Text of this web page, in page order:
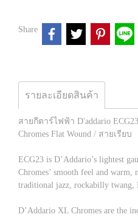
Share
รายละเอียดสินค้า
สายกีตาร์ไฟฟ้า D'addario
Chromes Flat Wound / สายเรียบ
ECG23 is D’Addario’s lightest
Chromes’ smooth feel and
traditional jazz, rockabilly twang,
D’Addario XL Chromes are the